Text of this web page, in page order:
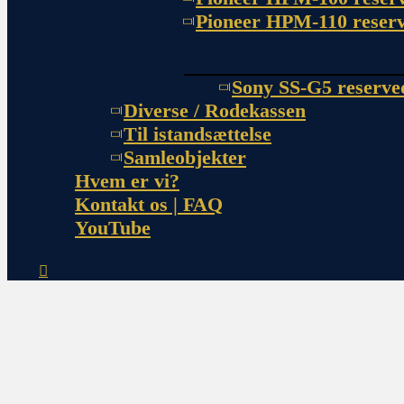
Pioneer HPM-110
Sony SS-G5
Diverse / Rodekassen
Til istandsættelse
Samleobjekter
Hvem er vi?
Kontakt os | FAQ
YouTube